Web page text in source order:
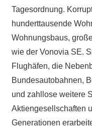
Tagesordnung.
hunderttausende
Wohnungsbaus,
wie der Vonovia SE.
Flughäfen, die
Bundesautobahnen,
und zahllose weitere
Aktiengesellschaften
Generationen